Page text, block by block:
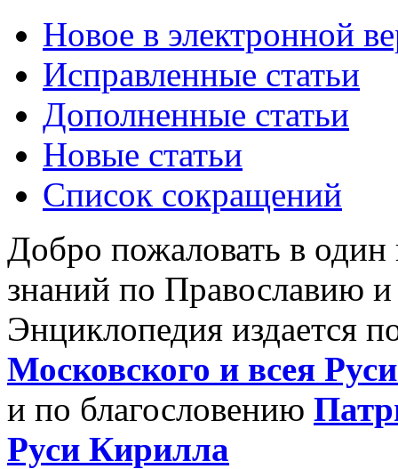
Новое в электронной
Исправленные статьи
Дополненные статьи
Новые статьи
Список сокращений
Добро пожаловать в
знаний по Православию
Энциклопедия издается
Московского и всея
и по благословению
Руси Кирилла